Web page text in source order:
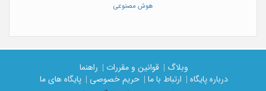
هوش مصنوعی
وبلاگ | قوانین و مقررات |
راهنما
درباره پایگاه |
ارتباط با ما | حریم خصوصی |
پایگاه های ما